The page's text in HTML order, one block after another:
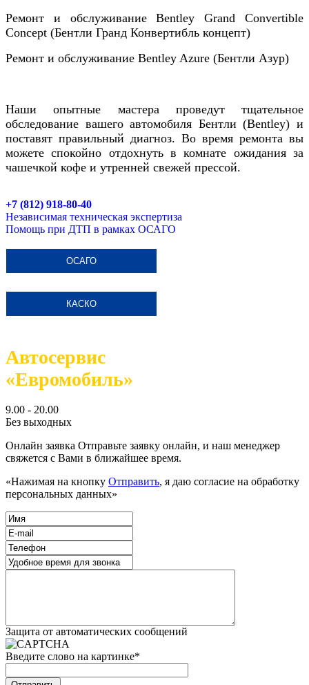
Ремонт и обслуживание Bentley Grand Convertible
Concept (Бентли Гранд Конвертибль концепт)
Ремонт и обслуживание Bentley Azure (Бентли Азур)
Наши опытные мастера проведут тщательное
обследование вашего автомобиля Бентли (Bentley)и
поставят правильный диагноз. Во время ремонта вы
можете спокойно отдохнуть в комнате ожидания за
чашечкой кофе и утренней свежей прессой.
+7 (812) 918-80-40
Независимая техническая экспертиза
Помощь при ДТП в рамках ОСАГО
ОСАГО
КАСКО
Автосервис
«Евромобиль»
9.00 - 20.00
Без выходных
Онлайн заявка Отправьте заявку онлайн, и наш менеджер
свяжется с Вами в ближайшее время.
«Нажимая на кнопку Отправить, я даю согласие на обработку
персональных данных»
Защита от автоматических сообщений
Введите слово на картинке*